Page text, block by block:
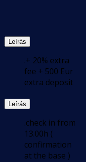
Leírás
.+ 20% extra
fee + 500 Eur
extra deposit
Leírás
.check in from
13.00h (
confirmation
at the base )